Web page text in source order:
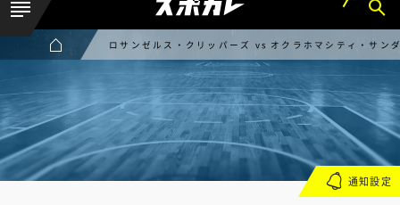
ロサンゼルス・クリッパーズ vs オクラホマシティ・サン
通知設定